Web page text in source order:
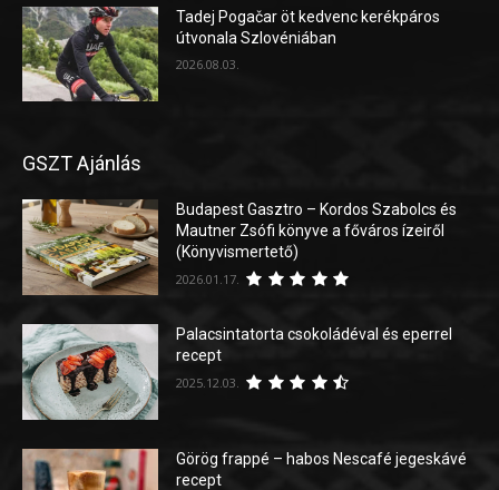
Tadej Pogačar öt kedvenc kerékpáros
útvonala Szlovéniában
2026.08.03.
GSZT Ajánlás
Budapest Gasztro – Kordos Szabolcs és
Mautner Zsófi könyve a főváros ízeiről
(Könyvismertető)
2026.01.17.
Palacsintatorta csokoládéval és eperrel
recept
2025.12.03.
Görög frappé – habos Nescafé jegeskávé
recept